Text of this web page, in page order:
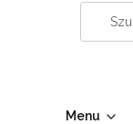
Menu